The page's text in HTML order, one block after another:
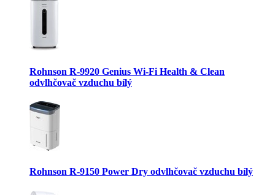
Rohnson R-9920 Genius Wi-Fi Health & Clean
odvlhčovač vzduchu bílý
Rohnson R-9150 Power Dry odvlhčovač vzduchu bílý